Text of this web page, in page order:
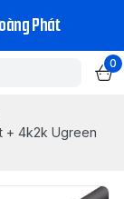
Phát
0
+ 4k2k Ugreen